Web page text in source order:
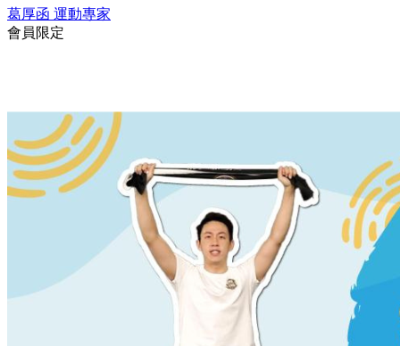
葛厚函 運動專家
會員限定